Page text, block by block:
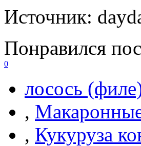
Источник:
Понравился
0
лосось
,
, Кукуруза